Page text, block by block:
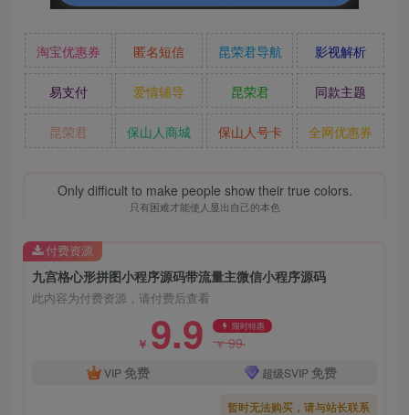
淘宝优惠券 匿名短信 昆荣君导航 影视解析
易支付 爱情辅导 昆荣君 同款主题
昆荣君 保山人商城 保山人号卡 全网优惠券
Only difficult to make people show their true colors.
只有困难才能使人显出自己的本色
九宫格心形拼图小程序源码带流量主微信小程序源码
此内容为付费资源，请付费后查看
￥ 9.9 限时特惠
￥99
VIP 免费 超级SVIP 免费
暂时无法购买，请与站长联系
付费资源